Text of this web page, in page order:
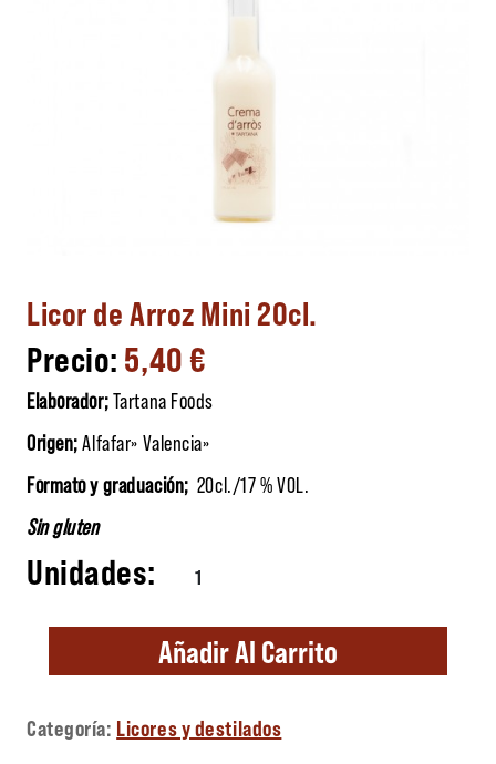
Licor de Arroz Mini 20cl.
5,40€
Elaborador;Tartana Foods
Origen;Alfafar» Valencia»
Formato y graduación; 20cl./17 % VOL.
Sin gluten
Licor de Arroz Mini 20cl. cantidad
Añadir Al Carrito
Categoría: Licores y destilados